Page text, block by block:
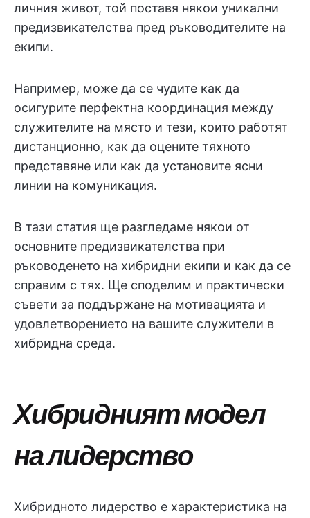
личния живот, той поставя някои уникални
предизвикателства пред ръководителите на
екипи.
Например, може да се чудите как да
осигурите перфектна координация между
служителите на място и тези, които работят
дистанционно, как да оцените тяхното
представяне или как да установите ясни
линии на комуникация.
В тази статия ще разгледаме някои от
основните предизвикателства при
ръководенето на хибридни екипи и как да се
справим с тях. Ще споделим и практически
съвети за поддържане на мотивацията и
удовлетворението на вашите служители в
хибридна среда.
Хибридният модел
на лидерство
Хибридното лидерство е характеристика на